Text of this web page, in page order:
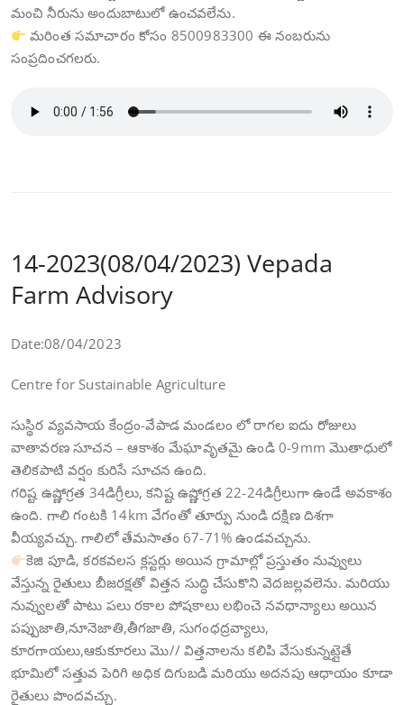
మంచి నీరును అందుబాటులో ఉంచవలేను.
మరింత సమాచారం కోసం 8500983300 ఈ నంబరును
సంప్రదించగలరు.
14-2023(08/04/2023) Vepada
Farm Advisory
Date:08/04/2023
Centre for Sustainable Agriculture
సుస్థిర వ్యవసాయ కేంద్రం-వేపాడ మండలం లో రాగల ఐదు రోజులు
వాతావరణ సూచన – ఆకాశం మేఘావృతమై ఉండి 0-9mm మొతాధులో
తెలికపాటి వర్షం కురిసే సూచన ఉంది.
గరిష్ట ఉష్ణోగ్రత 34డిగ్రీలు, కనిష్ట ఉష్ణోగ్రత 22-24డిగ్రీలుగా ఉండే అవకాశం
ఉంది. గాలి గంటకి 14km వేగంతో తూర్పు నుండి దక్షిణ దిశగా
వీయ్యవచ్చు. గాలిలో తేమసాతం 67-71% ఉండవచ్చును.
కెజి పూడి, కరకవలస క్లస్టర్లు అయిన గ్రామాల్లో ప్రస్తుతం నువ్వులు
వేస్తున్న రైతులు బీజరక్షతో విత్తన సుద్ధి చేసుకొని వెదజల్లవలెను. మరియు
నువ్వులతో పాటు పలు రకాల పోషకాలు లభించె నవధాన్యాలు అయిన
పప్పుజాతి,నూనెజాతి,తీగజాతి, సుగంధద్రవ్యాలు,
కూరగాయలు,ఆకుకూరలు మొ// విత్తనాలను కలిపి వేసుకున్నట్లైతే
భూమిలో సత్తువ పెరిగి అధిక దిగుబడి మరియు అదనపు ఆధాయం కూడా
రైతులు పొందవచ్చు.